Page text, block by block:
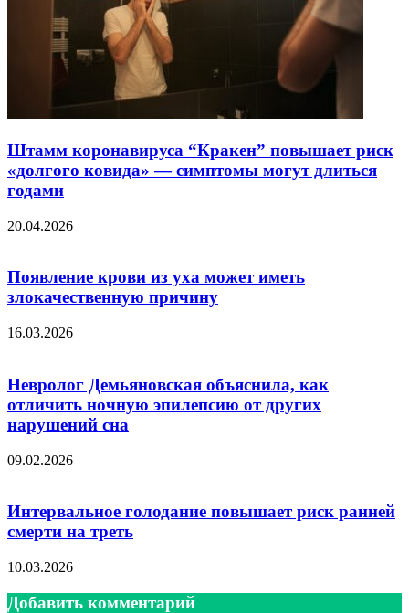
Штамм коронавируса “Кракен” повышает риск
«долгого ковида» — симптомы могут длиться
годами
20.04.2026
Появление крови из уха может иметь
злокачественную причину
16.03.2026
Невролог Демьяновская объяснила, как
отличить ночную эпилепсию от других
нарушений сна
09.02.2026
Интервальное голодание повышает риск ранней
смерти на треть
10.03.2026
Добавить комментарий